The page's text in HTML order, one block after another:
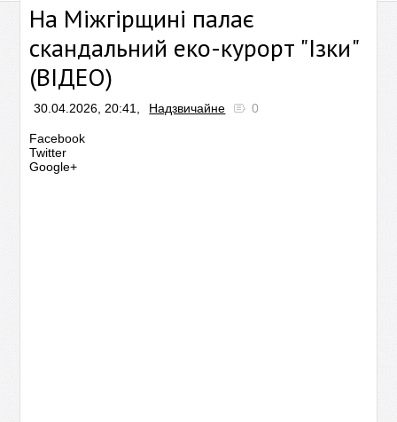
На Міжгірщині палає
скандальний еко-курорт "Ізки"
(ВІДЕО)
30.04.2026, 20:41, Надзвичайне 0
Facebook
Twitter
Google+